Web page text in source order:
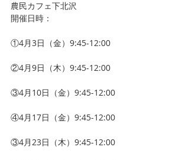
農民カフェ下北沢
開催日時：
①4月3日（金）9:45-12:00
②4月9日（木）9:45-12:00
③4月10日（金）9:45-12:00
④4月17日（金）9:45-12:00
③4月23日（木）9:45-12:00